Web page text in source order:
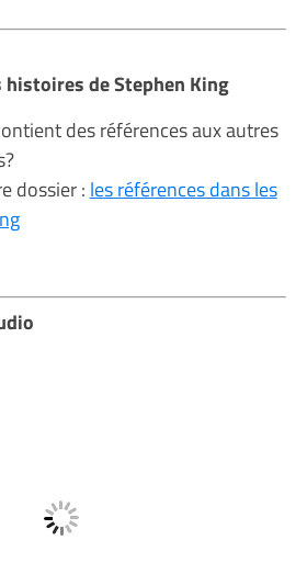
histoires de Stephen King
des références aux autres
dossier : les références dans les